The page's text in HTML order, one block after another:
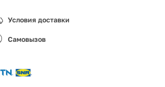
Условия доставки
Самовызов